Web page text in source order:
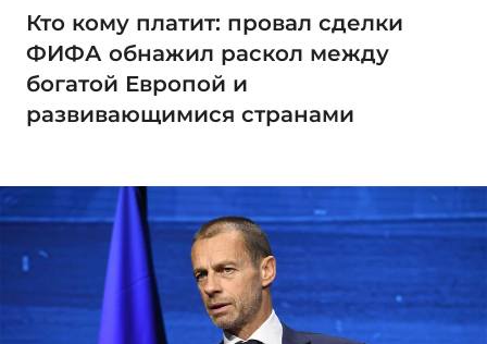
Кто кому платит: провал сделки
ФИФА обнажил раскол между
богатой Европой и
развивающимися странами